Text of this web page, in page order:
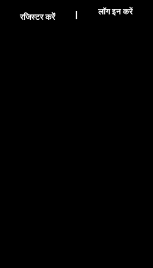
लॉग इन करें
रजिस्टर करें